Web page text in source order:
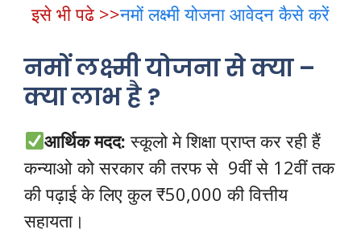
इसे भी पढे >>नमों लक्ष्मी योजना आवेदन कैसे करें
नमों लक्ष्मी योजना से क्या –
क्या लाभ है ?
आर्थिक मदद:स्कूलो मे शिक्षा प्राप्त कर रही हैं
कन्याओ को सरकार की तरफ से 9वीं से 12वीं तक
की पढ़ाई के लिए कुल ₹50,000 की वित्तीय
सहायता।